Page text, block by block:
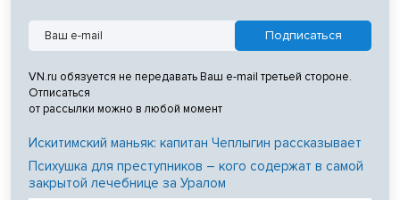
VN.ru обязуется не передавать Ваш e-mail третьей стороне.
Отписаться
от рассылки можно в любой момент
Искитимский маньяк: капитан Чеплыгин рассказывает
Психушка для преступников – кого содержат в самой
закрытой лечебнице за Уралом